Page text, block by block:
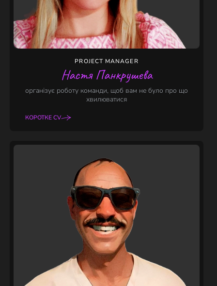
PROJECT MANAGER
Настя Панкрушева
організує роботу команди, щоб вам не було про що
хвилюватися
КОРОТКЕ CV